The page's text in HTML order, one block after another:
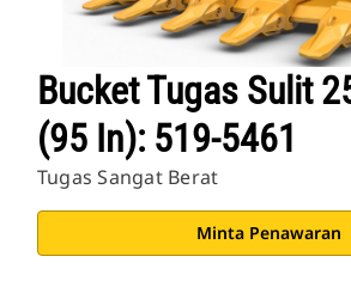
Bucket Tugas Sulit
(95 In): 519-5461
Tugas Sangat Berat
Minta Penawaran